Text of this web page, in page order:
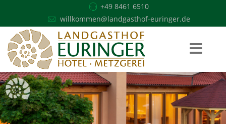
+49 8461 6510
willkommen@landgasthof-euringer.de